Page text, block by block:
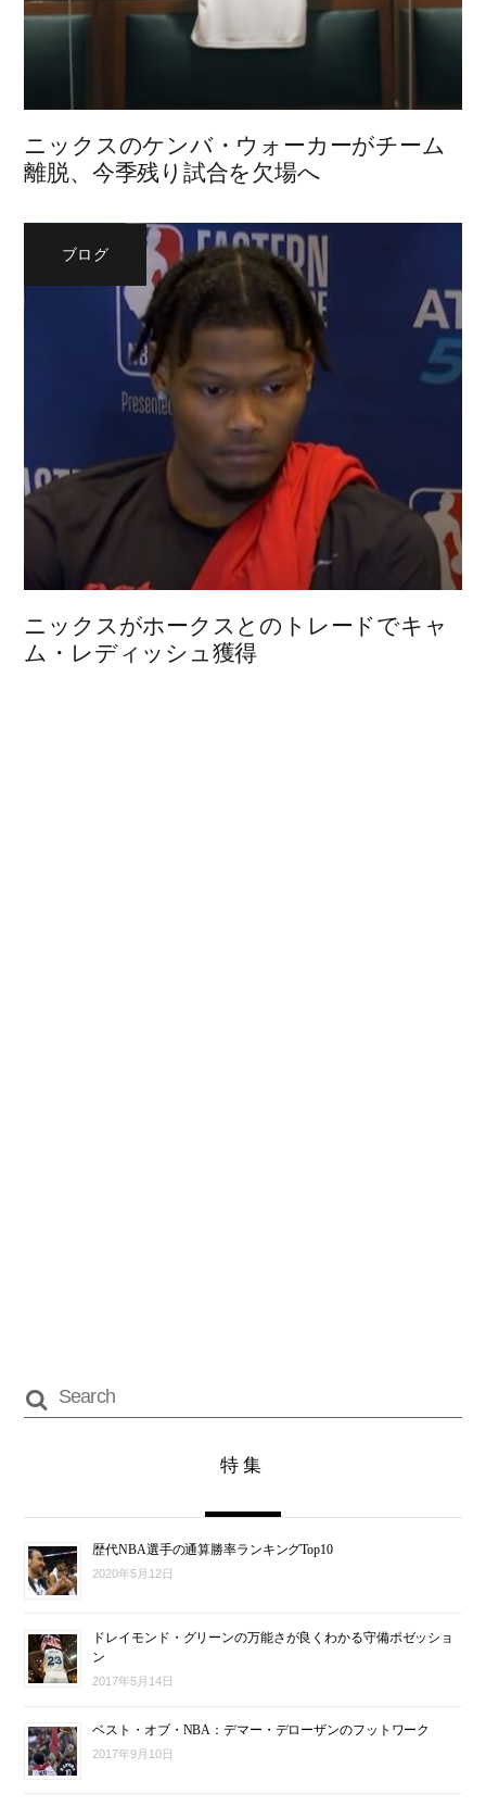
ニックスのケンバ・ウォーカーがチーム
離脱、今季残り試合を欠場へ
ブログ
ニックスがホークスとのトレードでキャ
ム・レディッシュ獲得
特集
歴代NBA選手の通算勝率ランキングTop10
2020年5月12日
ドレイモンド・グリーンの万能さが良くわかる守備ポゼッショ
ン
2017年5月14日
ベスト・オブ・NBA：デマー・デローザンのフットワーク
2017年9月10日